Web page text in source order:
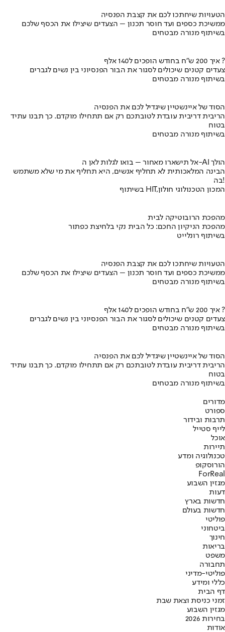
הטעויות שיחתכו לכם את קצבת הפנסיה
ממשיכת כספים ועד חוסר תכנון – הצעדים שיצילו את הכסף שלכם
בשיתוף מנורה מבטחים
איך 200 ש"ח בחודש הופכים ל140 אלף ?
צעדים קטנים שיכולים לסגור את הבור הפנסיוני בין נשים לגברים
בשיתוף מנורה מבטחים
הסוד של איינשטיין שיגדיל לכם את הפנסיה
הריבית דריבית עובדת לטובתכם רק אם תתחילו מוקדם. כך תבנו עתיד
בטוח
בשיתוף מנורה מבטחים
אל תישארו מאחור – בואו לגלות לאן ה-AI הולך
הבינה המלאכותית לא תחליף אנשים, היא תחליף את מי שלא משתמש
בה!
בשיתוף HIT,המכון הטכנולוגי חולון
מהפכת הרובוטיקה לבית
מהפכת הניקיון החכם: כל הבית נקי בלחיצת כפתור
בשיתוף רונלייט
הטעויות שיחתכו לכם את קצבת הפנסיה
ממשיכת כספים ועד חוסר תכנון – הצעדים שיצילו את הכסף שלכם
בשיתוף מנורה מבטחים
איך 200 ש"ח בחודש הופכים ל140 אלף ?
צעדים קטנים שיכולים לסגור את הבור הפנסיוני בין נשים לגברים
בשיתוף מנורה מבטחים
הסוד של איינשטיין שיגדיל לכם את הפנסיה
הריבית דריבית עובדת לטובתכם רק אם תתחילו מוקדם. כך תבנו עתיד
בטוח
בשיתוף מנורה מבטחים
מדורים
ספורט
תרבות ובידור
לייף סטייל
אוכל
תיירות
טכנולוגיה ומדע
הורוסקופ
ForReal
מגזין השבוע
דעות
חדשות בארץ
חדשות בעולם
פוליטי
ביטחוני
חינוך
בריאות
משפט
תחבורה
פוליטי-מדיני
כללי ומידע
דף הבית
זמני כניסת וצאת שבת
מגזין השבוע
בחירות 2026
אודות